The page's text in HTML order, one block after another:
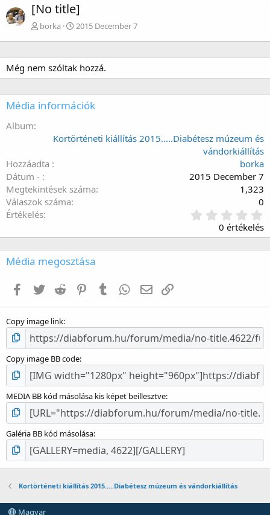
[No title]
borka 2015 December 7
Még nem szóltak hozzá.
Média információk
Album
Kortörténeti kiállítás 2015.....Diabétesz múzeum és
vándorkiállítás
Hozzáadta
borka
Dátum -
2015 December 7
Megtekintések száma
1,323
Válaszok száma
0
Értékelés
.
0
0
a
0 értékelés
Média megosztása
Facebook
Twitter Reddit PinterestTumblr WhatsApp
E-mail
Copy image link
Copy image BB code
MEDIA BB kód másolása kis képet beillesztve
Galéria BB kód másolása
Kortörténeti kiállítás 2015.....Diabétesz múzeum és vándorkiállítás
Magyar